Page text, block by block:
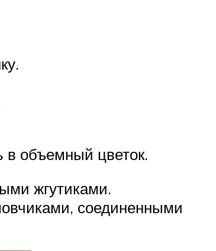
в объемный цветок.
жгутиками.
соединенными